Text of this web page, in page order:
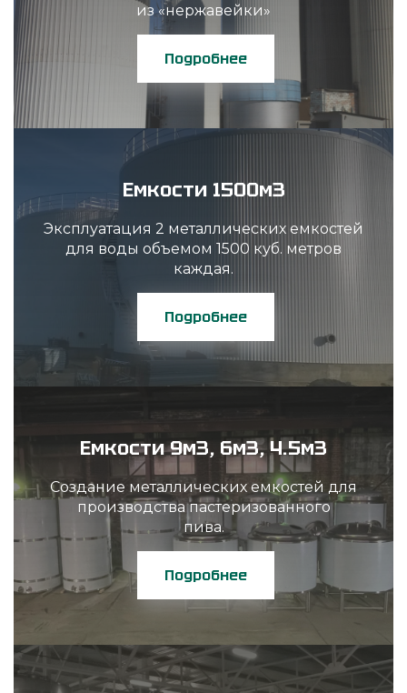
из «нержавейки»
Подробнее
Емкости 1500м3
Эксплуатация 2 металлических емкостей
для воды объемом 1500 куб. метров
каждая.
Подробнее
Емкости 9м3, 6м3, 4.5м3
Создание металлических емкостей для
производства пастеризованного
пива.
Подробнее